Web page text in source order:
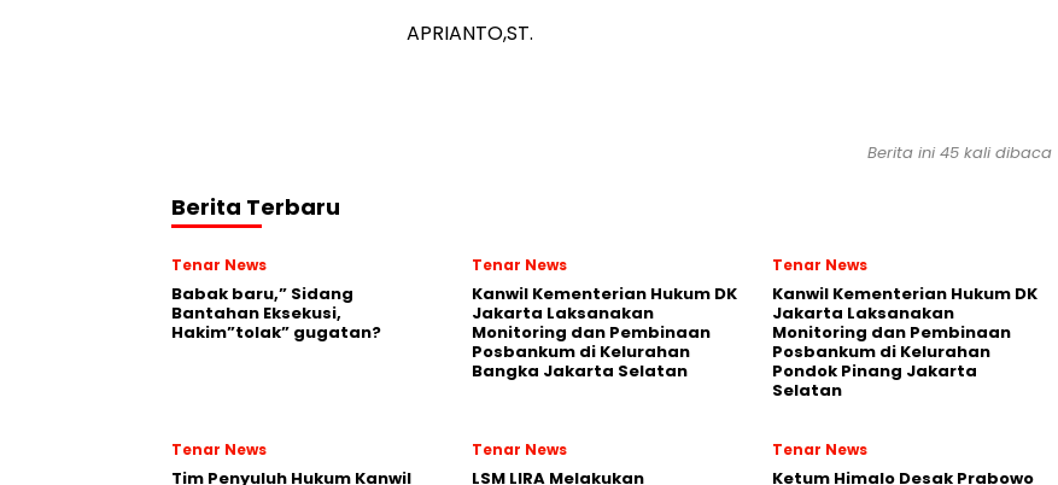
APRIANTO,ST.
Berita ini 45 kali dibaca
Berita Terbaru
Tenar News
Babak baru,” Sidang
Bantahan Eksekusi,
Hakim”tolak” gugatan?
Tenar News
Kanwil Kementerian Hukum DK
Jakarta Laksanakan
Monitoring dan Pembinaan
Posbankum di Kelurahan
Bangka Jakarta Selatan
Tenar News
Kanwil Kementerian Hukum DK
Jakarta Laksanakan
Monitoring dan Pembinaan
Posbankum di Kelurahan
Pondok Pinang Jakarta
Selatan
Tenar News
Tim Penyuluh Hukum Kanwil
Tenar News
LSM LIRA Melakukan
Tenar News
Ketum Himalo Desak Prabowo